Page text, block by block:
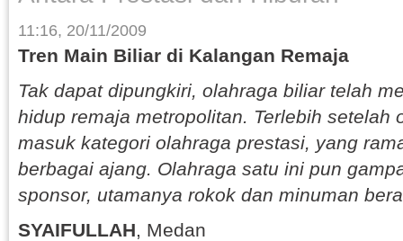
11:16, 20/11/2009
Tren Main Biliar di Kalangan Remaja
Tak dapat dipungkiri, olahraga biliar telah
hidup remaja metropolitan. Terlebih setelah
masuk kategori olahraga prestasi, yang
berbagai ajang. Olahraga satu ini pun
sponsor, utamanya rokok dan minuman
SYAIFULLAH, Medan